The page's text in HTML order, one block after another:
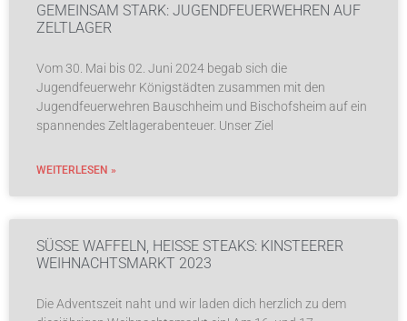
GEMEINSAM STARK: JUGENDFEUERWEHREN AUF
ZELTLAGER
Vom 30. Mai bis 02. Juni 2024 begab sich die
Jugendfeuerwehr Königstädten zusammen mit den
Jugendfeuerwehren Bauschheim und Bischofsheim auf ein
spannendes Zeltlagerabenteuer. Unser Ziel
WEITERLESEN »
SÜSSE WAFFELN, HEISSE STEAKS: KINSTEERER WE
IHNACHTSMARKT 2023
Die Adventszeit naht und wir laden dich herzlich zu dem